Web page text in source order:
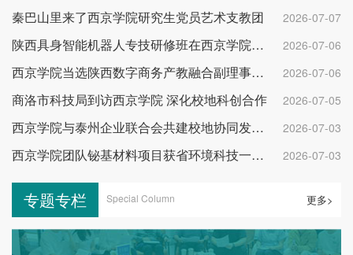
秦巴山里来了西京学院研究生党员艺术支教团 2026-07-07
陕西具身智能机器人专技研修班在西京学院开班 2026-07-06
西京学院当选陕西数字商务产教融合副理事长单位 2026-07-06
商洛市科技局到访西京学院 深化校地科创合作 2026-07-05
西京学院与泰州企业联合会共建校地协同发展平台 2026-07-03
西京学院团队铋基材料项目获省环境科技一等奖 2026-07-03
专题专栏 Special Column 更多>